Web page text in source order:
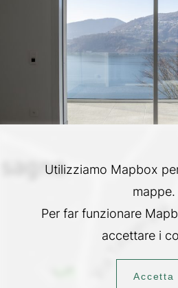
Utilizziamo Mapbox
mappe.
Per far funzionare
accettare i
Accetta